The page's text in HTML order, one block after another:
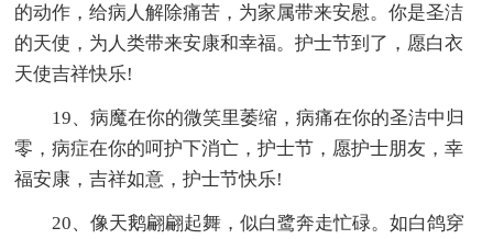
的动作，给病人解除痛苦，为家属带来安慰。你是圣洁
的天使，为人类带来安康和幸福。护士节到了，愿白衣
天使吉祥快乐!
19、病魔在你的微笑里萎缩，病痛在你的圣洁中归
零，病症在你的呵护下消亡，护士节，愿护士朋友，幸
福安康，吉祥如意，护士节快乐!
20、像天鹅翩翩起舞，似白鹭奔走忙碌。如白鸽穿